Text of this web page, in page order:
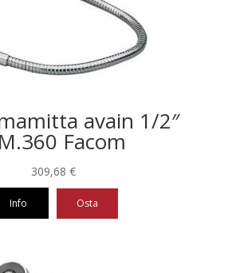
avain 1/2″
Facom
309,68 €
Info Osta